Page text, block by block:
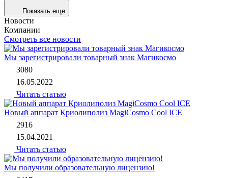
Показать еще
Новости
Компании
Смотреть все новости
Мы зарегистрировали товарный знак Магикосмо
3080
16.05.2022
Читать статью
Новый аппарат Криолиполиз MagiCosmo Cool ICE
2916
15.04.2021
Читать статью
Мы получили образовательную лицензию!